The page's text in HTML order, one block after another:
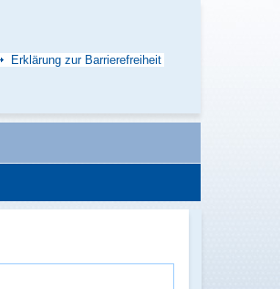
Erklärung zur Barrierefreiheit